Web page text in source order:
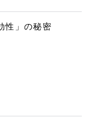
性」の秘密